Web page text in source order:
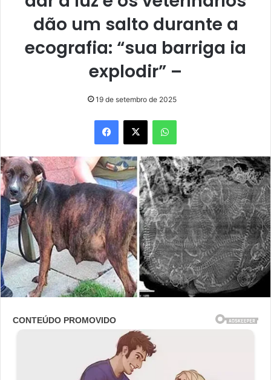
dão um salto durante a
ecografia: “sua barriga ia
explodir” –
19 de setembro de 2025
Facebook
X WhatsApp